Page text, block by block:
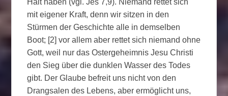
mit eigener Kraft, denn wir sitzen in den
Stürmen der Geschichte alle in demselben
Boot; [2] vor allem aber rettet sich niemand ohne
Gott, weil nur das Ostergeheimnis Jesu Christi
den Sieg über die dunklen Wasser des Todes
gibt. Der Glaube befreit uns nicht von den
Drangsalen des Lebens, aber ermöglicht uns,